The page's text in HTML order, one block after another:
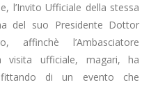
l’Invito Ufficiale della stessa
del suo Presidente Dottor
affinchè l’Ambasciatore
visita ufficiale, magari, ha
di un evento che